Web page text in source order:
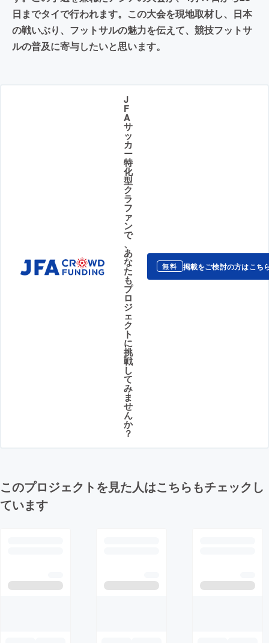
日までタイで行われます。この大会を現地取材し、日本
の戦いぶり、フットサルの魅力を伝えて、競技フットサ
ルの普及に寄与したいと思います。
J
F
A
サ
ッ
カ
ー
特
化
型
ク
ラ
フ
ァ
ン
で
、
あ
な
た
も
プ
ロ
ジ
ェ
ク
ト
に
挑
戦
し
て
み
ま
せ
ん
か
？
無料 掲載をご検討の方はこち
このプロジェクトを見た人はこちらもチェックし
ています